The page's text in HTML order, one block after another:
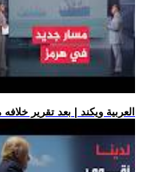
.. العربية ويكند | بعد تقرير